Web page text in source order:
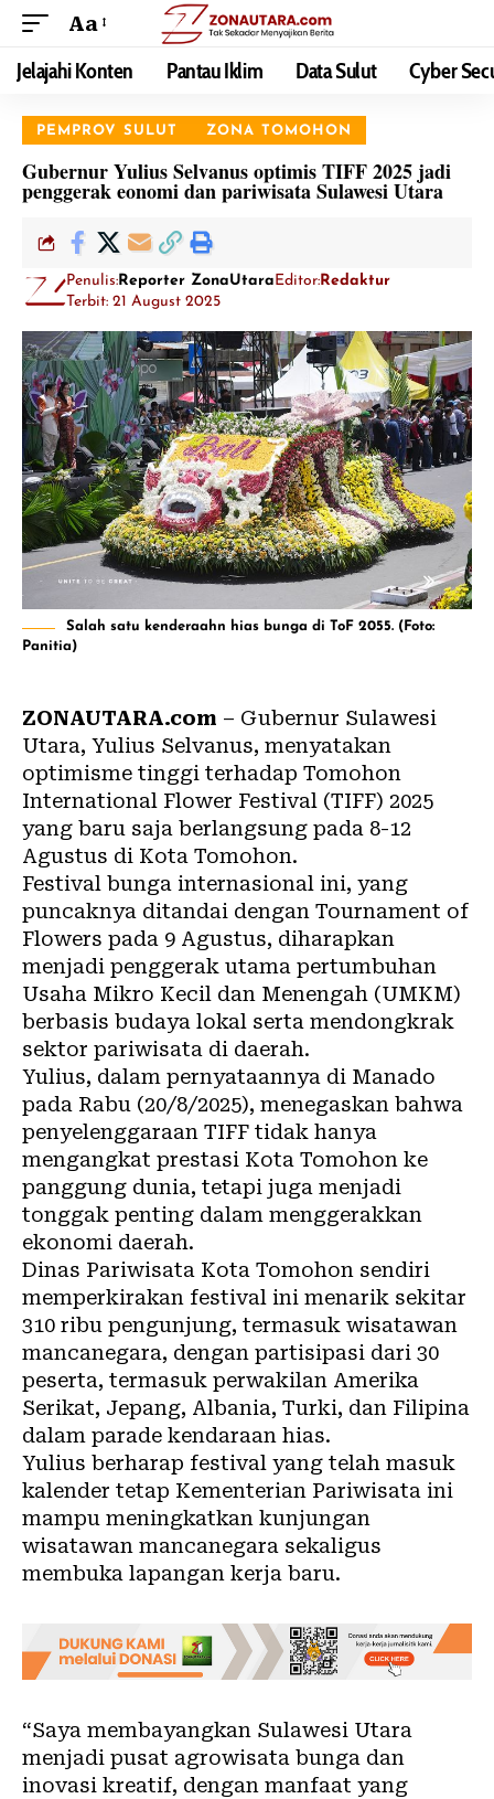
Aa
Jelajahi Konten Pantau Iklim Data Sulut Cyber
PEMPROV SULUT ZONA TOMOHON
Gubernur Yulius Selvanus optimis TIFF 2025 jadi
penggerak eonomi dan pariwisata Sulawesi Utara
Penulis:Reporter ZonaUtaraEditor:Redaktur
Terbit: 21 August 2025
Salah satu kenderaahn hias bunga di ToF 2055. (Foto:
Panitia)
ZONAUTARA.com – Gubernur Sulawesi
Utara, Yulius Selvanus, menyatakan
optimisme tinggi terhadap Tomohon
International Flower Festival (TIFF) 2025
yang baru saja berlangsung pada 8-12
Agustus di Kota Tomohon.
Festival bunga internasional ini, yang
puncaknya ditandai dengan Tournament of
Flowers pada 9 Agustus, diharapkan
menjadi penggerak utama pertumbuhan
Usaha Mikro Kecil dan Menengah (UMKM)
berbasis budaya lokal serta mendongkrak
sektor pariwisata di daerah.
Yulius, dalam pernyataannya di Manado
pada Rabu (20/8/2025), menegaskan bahwa
penyelenggaraan TIFF tidak hanya
mengangkat prestasi Kota Tomohon ke
panggung dunia, tetapi juga menjadi
tonggak penting dalam menggerakkan
ekonomi daerah.
Dinas Pariwisata Kota Tomohon sendiri
memperkirakan festival ini menarik sekitar
310 ribu pengunjung, termasuk wisatawan
mancanegara, dengan partisipasi dari 30
peserta, termasuk perwakilan Amerika
Serikat, Jepang, Albania, Turki, dan Filipina
dalam parade kendaraan hias.
Yulius berharap festival yang telah masuk
kalender tetap Kementerian Pariwisata ini
mampu meningkatkan kunjungan
wisatawan mancanegara sekaligus
membuka lapangan kerja baru.
“Saya membayangkan Sulawesi Utara
menjadi pusat agrowisata bunga dan
inovasi kreatif, dengan manfaat yang